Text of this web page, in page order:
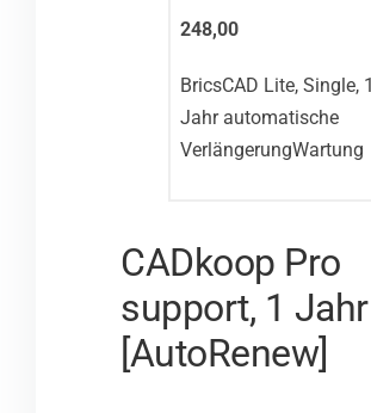
248,00
BricsCAD Lite, Single, 1
Jahr automatische
VerlängerungWartung
CADkoop Pro
support, 1 Jahr
[AutoRenew]